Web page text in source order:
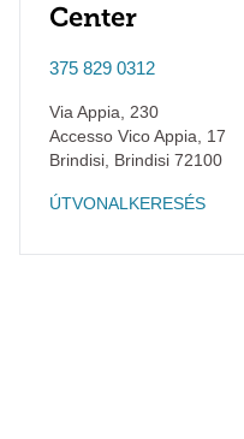
Center
375 829 0312
Via Appia, 230
Accesso Vico Appia, 17
Brindisi Brindisi 72100
ÚTVONALKERESÉS